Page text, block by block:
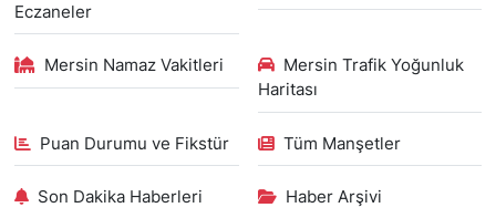
Eczaneler
Mersin Namaz Vakitleri
Mersin Trafik Yoğunluk
Haritası
Puan Durumu ve Fikstür Tüm Manşetler
Son Dakika Haberleri Haber Arşivi